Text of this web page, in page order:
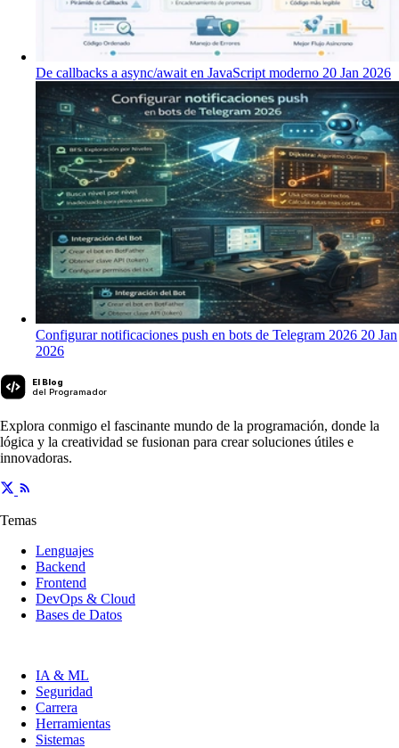
De callbacks a async/await en JavaScript moderno 20 Jan 2026
Configurar notificaciones push en bots de Telegram 2026 20 Jan
2026
El Blog
del Programador
Explora conmigo el fascinante mundo de la programación, donde la
lógica y la creatividad se fusionan para crear soluciones útiles e
innovadoras.
Temas
Lenguajes
Backend
Frontend
DevOps & Cloud
Bases de Datos
IA & ML
Seguridad
Carrera
Herramientas
Sistemas